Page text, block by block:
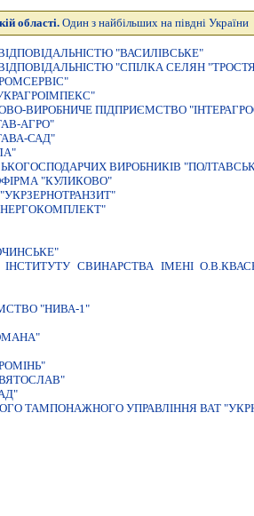
області. Один з найбільших на півдні України
"ВАСИЛIВСЬКЕ"
"СПIЛКА СЕЛЯН
ВИРОБНИЧЕ ПIДПРИЄМСТВО
АГРО"
САД"
ВИРОБНИКIВ
"КУЛИКОВО"
СВИНАРСТВА IМЕНI
"НИВА-1"
ТАМПОНАЖНОГО УПРАВЛІННЯ ВАТ